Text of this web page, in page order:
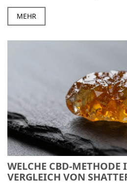
MEHR
WELCHE CBD-METHODE
VERGLEICH VON